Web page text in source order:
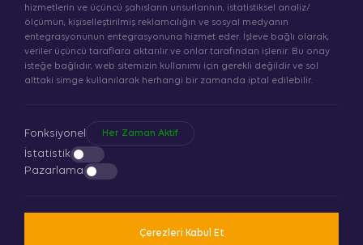
Adres
DEKA AYDINLATMA VE OTOMASYON SİSTEMLERİ
SANAYİ TİC LTD ŞTİ ORHANGAZİ MAH ISISO CAD
FABRİKA NO: 14
olarak, aydınlatmada yenilikçi ve
hizmetlerin ve üçüncü şahısların unsurlarının, istatistiksel analiz/
ölçümün, kişiselleştirilmiş reklamcılığın ve sosyal medyanın
entegrasyonunun entegrasyonuna hizmet eder. İşleve bağlı olarak,
veriler üçüncü taraflara aktarılır ve onlar tarafından işlenir. Bu onay
isteğe bağlıdır, web sitemizin kullanımı için gerekli değildir ve sol
alttaki simge kullanılarak herhangi bir zamanda iptal edilebilir.
Fonksiyonel Her Zaman Aktif
İstatistik
Pazarlama
Çerezleri Kabul Et